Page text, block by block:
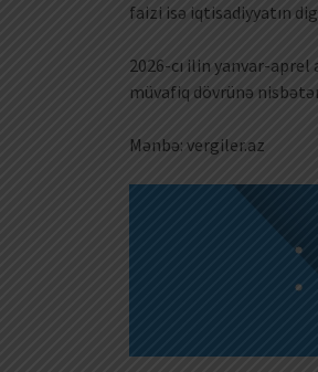
faizi isə iqtisadiyyatın
2026-cı ilin yanvar-aprel
müvafiq dövrünə
Mənbə: vergiler.az